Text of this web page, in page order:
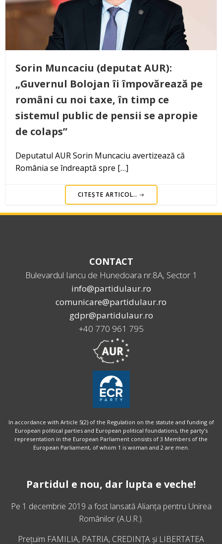
Sorin Muncaciu (deputat AUR):
„Guvernul Bolojan îi împovărează pe
români cu noi taxe, în timp ce
sistemul public de pensii se apropie
de colaps”
Deputatul AUR Sorin Muncaciu avertizează că
România se îndreaptă spre […]
CITEȘTE ARTICOL..
CONTACT
Bulevardul Iancu de Hunedoara nr.8A, Sector 1
info@partidulaur.ro
comunicare@partidulaur.ro
gdpr@partidulaur.ro
+40 770 961 795
In accordance with Article 5(2) of the Regulation on the statute and funding of
European political parties and European political foundations, the party’s
representation in the European Parliament consists of 3 Members of the
European Parliament, of whom 1 is woman and 2 are men.
Partidul e nou, dar lupta e veche!
Pe 1 decembrie 2019 a fost lansatăAlianța pentru Unirea
Românilor (A.U.R.).
Prețuim FAMILIA, PATRIA, CREDINȚA și LIBERTATEA